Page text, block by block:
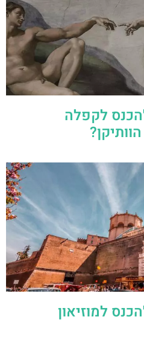
לקפלה
למוזיאון